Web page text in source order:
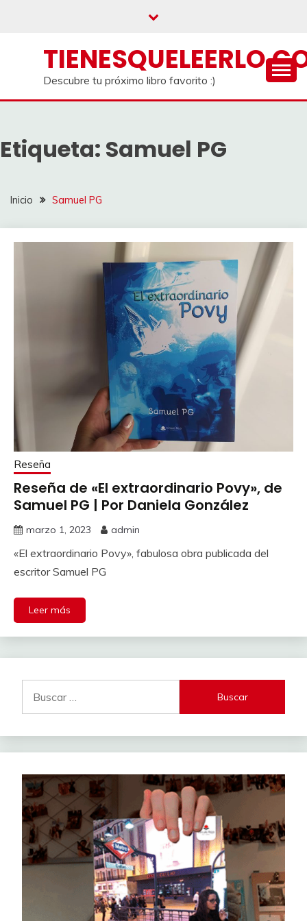
Descubre tu próximo libro favorito :)
Etiqueta: Samuel PG
Inicio Samuel PG
Reseña
Reseña de «El extraordinario Povy», de
Samuel PG | Por Daniela González
marzo 1, 2023 admin
«El extraordinario Povy», fabulosa obra publicada del
escritor Samuel PG
Leer más